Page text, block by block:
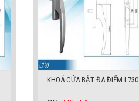
KHOÁ CỬA BẬT ĐA ĐIỂM L730